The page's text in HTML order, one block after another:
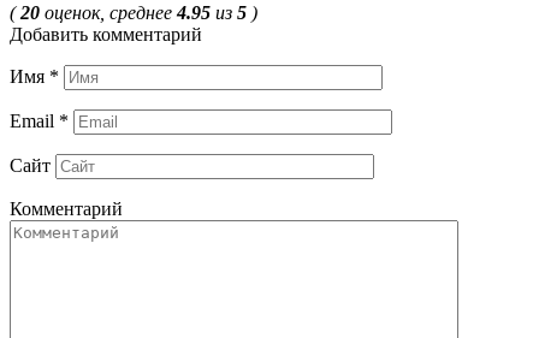
(20 оценок, среднее4.95 из 5 )
Добавить комментарий
Имя *
Email *
Сайт
Комментарий